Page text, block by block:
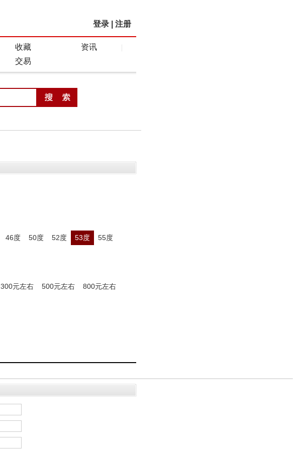
登录 注册
收藏
资讯
交易
46度 50度 52度 53度
55度
300元左右 500元左右
800元左右